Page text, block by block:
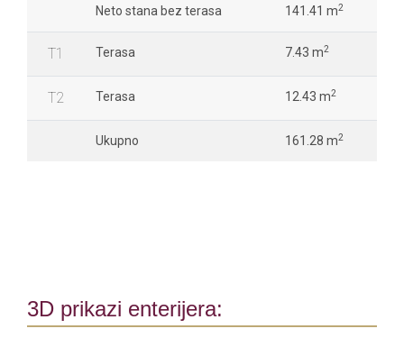
Neto stana bez terasa 141.41 m2
T1 Terasa 7.43 m2
T2 Terasa 12.43 m2
Ukupno 161.28 m2
3D prikazi enterijera: